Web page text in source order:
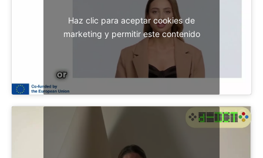
Haz clic para aceptar cookies de
marketing y permitir este contenido